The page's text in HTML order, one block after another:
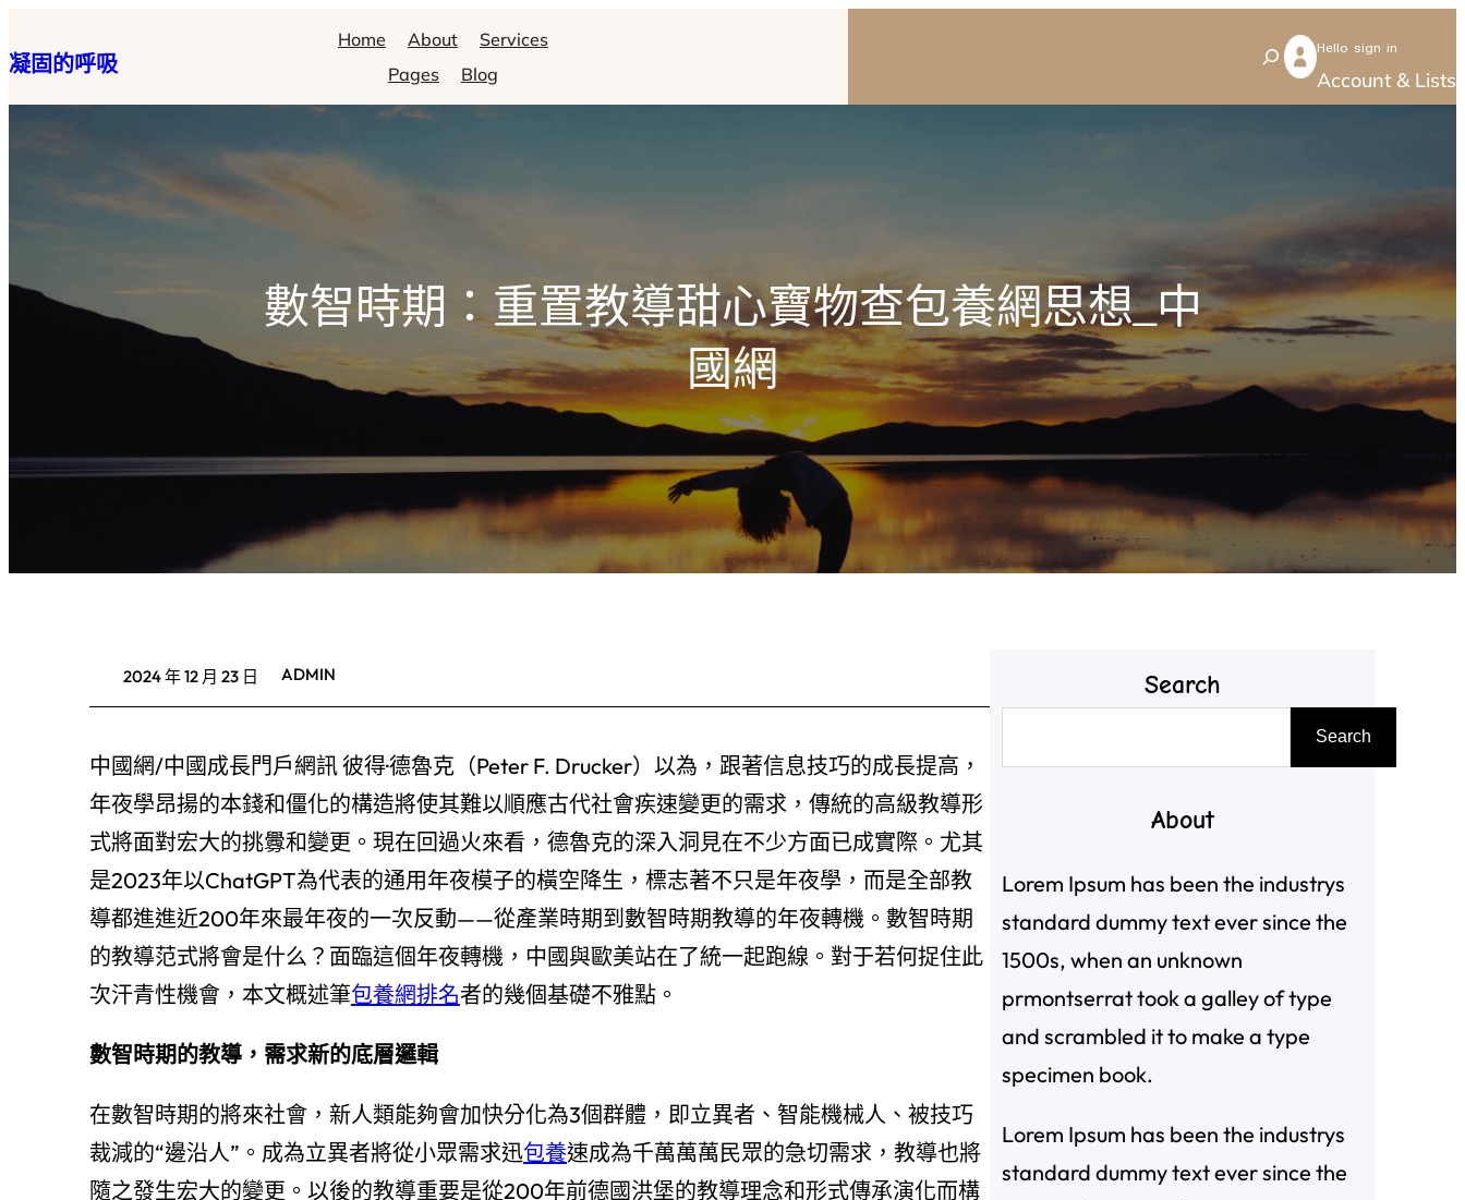
至
主
凝固的呼吸
Home About
Services
Pages
Blog
S
e
Hello sign in
Account & Lists
數智時期：重置教導甜心寶物查包養網思想_中
國網
2024 年 12 月 23 日 ADMIN
中國網/中國成長門戶網訊 彼得·德魯克（Peter F. Drucker）以為，跟著信息技巧的成長提高，
年夜學昂揚的本錢和僵化的構造將使其難以順應古代社會疾速變更的需求，傳統的高級教導形
式將面對宏大的挑釁和變更。現在回過火來看，德魯克的深入洞見在不少方面已成實際。尤其
是2023年以ChatGPT為代表的通用年夜模子的橫空降生，標志著不只是年夜學，而是全部教
導都進進近200年來最年夜的一次反動——從產業時期到數智時期教導的年夜轉機。數智時期
的教導范式將會是什么？面臨這個年夜轉機，中國與歐美站在了統一起跑線。對于若何捉住此
次汗青性機會，本文概述筆包養網排名者的幾個基礎不雅點。
數智時期的教導，需求新的底層邏輯
在數智時期的將來社會，新人類能夠會加快分化為3個群體，即立異者、智能機械人、被技巧
裁減的“邊沿人”。成為立異者將從小眾需求迅包養速成為千萬萬萬民眾的急切需求，教導也將
隨之發生宏大的變更。以後的教導重要是從200年前德國洪堡的教導理念和形式傳承演化而構
Search
尋
Search
About
Lorem Ipsum has been the industrys
standard dummy text ever since the
1500s, when an unknown
prmontserrat took a galley of type
and scrambled it to make a type
specimen book.
Lorem Ipsum has been the industrys
standard dummy text ever since the